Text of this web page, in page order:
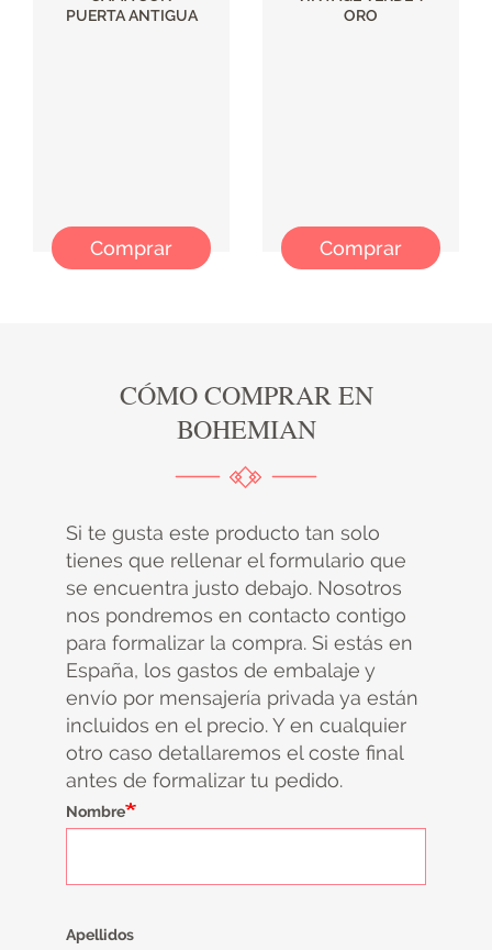
PUERTA ANTIGUA
Comprar
ORO
Comprar
CÓMO COMPRAR EN
BOHEMIAN
Si te gusta este producto tan solo
tienes que rellenar el formulario que
se encuentra justo debajo. Nosotros
nos pondremos en contacto contigo
para formalizar la compra. Si estás en
España, los gastos de embalaje y
envío por mensajería privada ya están
incluidos en el precio. Y en cualquier
otro caso detallaremos el coste final
antes de formalizar tu pedido.
Nombre
Apellidos